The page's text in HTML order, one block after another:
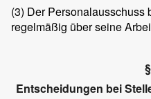
(3) Der Personalausschuss
regelmäßig über seine
Entscheidungen bei